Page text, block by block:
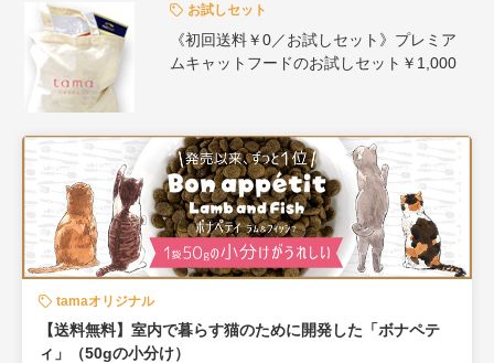
お試しセット
《初回送料￥0／お試しセット》プレミア
ムキャットフードのお試しセット￥1,000
tamaオリジナル
【送料無料】室内で暮らす猫のために開発した「ボナペテ
ィ」（50gの小分け）